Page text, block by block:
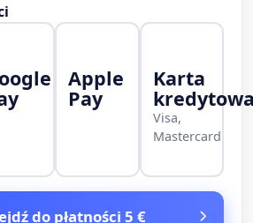
Apple
Pay
Karta
Visa,
Mastercard
do płatności 5 €